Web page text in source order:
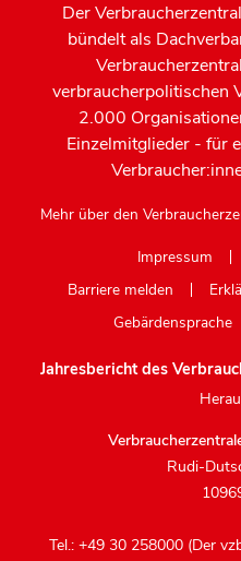
Der
bündelt als
verbraucherpolitischen
2.000
Einzelmitglieder - für
Mehr über den
Impressum
Barriere melden
Gebärdensprache
Jahresbericht des
Rudi-
Tel.: +49 30 258000 (Der